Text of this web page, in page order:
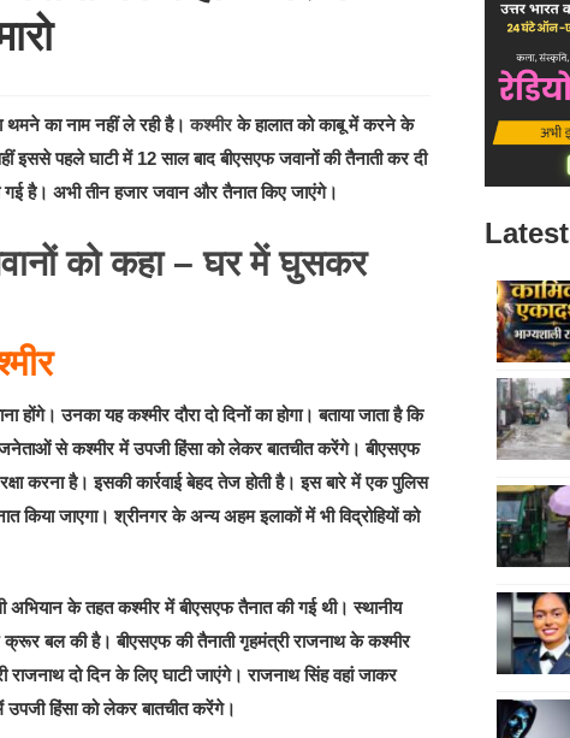
थमने का नाम नहीं ले रही है।कश्‍मीरके हालात को काबू में करने के
इससे पहले घाटी में 12 साल बाद बीएसएफ जवानों की तैनाती कर दी
है। अभी तीन हजार जवान और तैनात किए जाएंगे।
होंगे। उनका यह कश्‍मीर दौरा दो दिनों का होगा। बताया जाता है कि
से कश्‍मीर में उपजी हिंसा को लेकर बातचीत करेंगे। बीएसएफ
करना है। इसकी कार्रवाई बेहद तेज होती है। इस बारे में एक पुलिस
किया जाएगा। श्रीनगर के अन्य अहम इलाकों में भी विद्रोहियों को
के तहत कश्‍मीर में बीएसएफ तैनात की गई थी। स्थानीय
बल की है। बीएसएफ की तैनाती गृहमंत्री राजनाथ के कश्‍मीर
दो दिन के लिए घाटी जाएंगे। राजनाथ सिंह वहां जाकर
हिंसा को लेकर बातचीत करेंगे।
Latest